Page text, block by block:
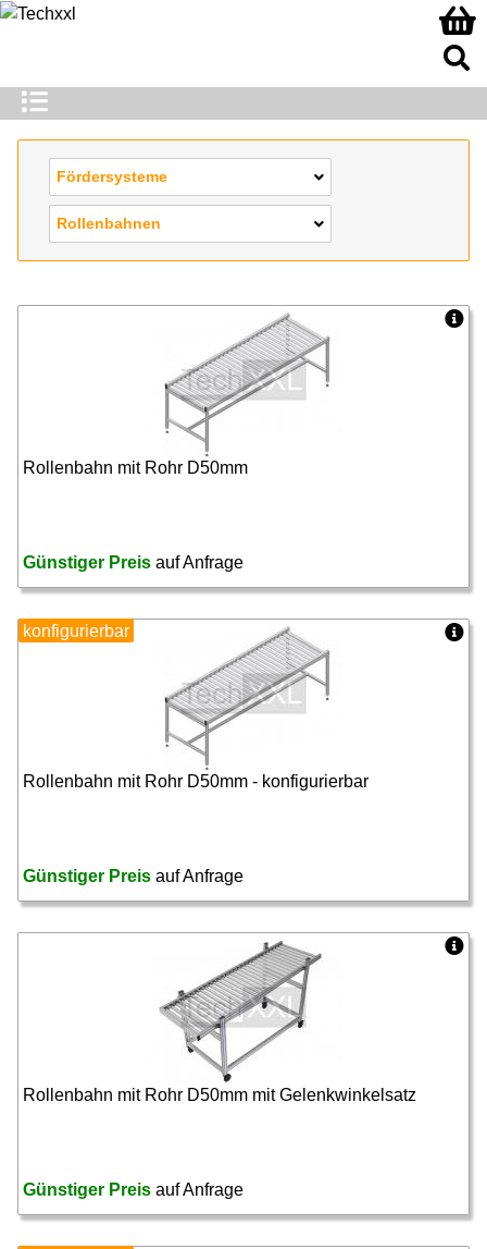
Fördersysteme
Rollenbahnen
Rollenbahn mit Rohr D50mm
Günstiger Preis auf Anfrage
Rollenbahn mit Rohr D50mm - konfigurierbar
Günstiger Preis auf Anfrage
konfigurierbar
Rollenbahn mit Rohr D50mm mit Gelenkwinkelsatz
Günstiger Preis auf Anfrage